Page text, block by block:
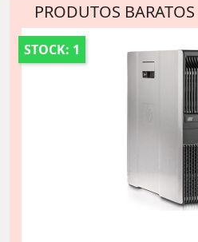
PRODUTOS BARATOS
STOCK: 1